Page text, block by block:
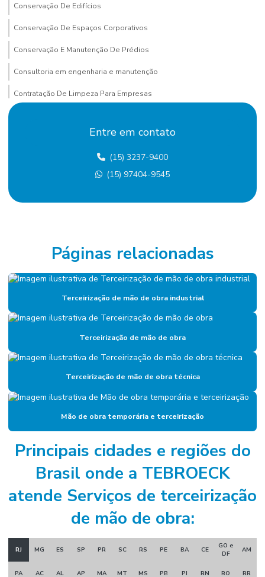
Conservação De Edifícios
Conservação De Espaços Corporativos
Conservação E Manutenção De Prédios
Consultoria em engenharia e manutenção
Contratação De Limpeza Para Empresas
Contratação de mão de obra terceirizada
Custo terceirização mão de obra
Empresa De Manutenção Predial
Empresa De Serviços De Manutenção
Empresa de facilities
Empresa de facilities industrial
Empresa de gerenciamento de ativos
Empresa de gestão de ativos industriais
Empresa de gestão de manutenção
Empresa gestora de ativos
Empresa de manutenção
Empresa de manutenção corporativa
Empresa de manutenção industrial
Empresa de manutenção preventiva
Empresa de mão de obra técnica
Entre em contato
(15) 3237-9400
(15) 97404-9545
Páginas relacionadas
Terceirização de mão de obra industrial
Terceirização de mão de obra
Terceirização de mão de obra técnica
Mão de obra temporária e terceirização
Principais cidades e regiões do
Brasil onde a TEBROECK
atende Serviços de terceirização
de mão de obra:
RJ MG ES SP PR SC RS PE BA CE
GO e
DF
AM
PA AC AL AP MA MT MS PB PI RN RO RR